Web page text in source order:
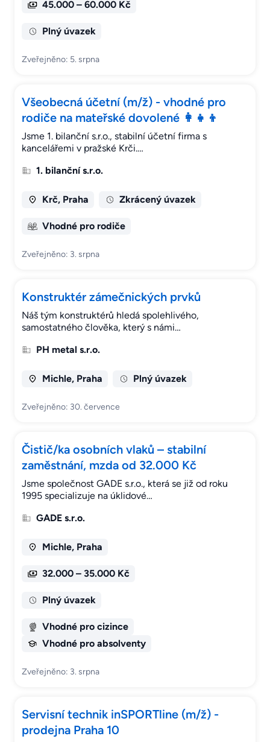
45.000 – 60.000 Kč
Plný úvazek
Zveřejněno: 5. srpna
Všeobecná účetní (m/ž) - vhodné pro
rodiče na mateřské dovolené 👩‍👧‍👦
Jsme 1. bilanční s.r.o., stabilní účetní firma s
kancelářemi v pražské Krči.…
1. bilanční s.r.o.
Krč, Praha Zkrácený úvazek
Vhodné pro rodiče
Zveřejněno: 3. srpna
Konstruktér zámečnických prvků
Náš tým konstruktérů hledá spolehlivého,
samostatného člověka, který s námi…
PH metal s.r.o.
Michle, Praha Plný úvazek
Zveřejněno: 30. července
Čistič/ka osobních vlaků – stabilní
zaměstnání, mzda od 32.000 Kč
Jsme společnost GADE s.r.o., která se již od roku
1995 specializuje na úklidové…
GADE s.r.o.
Michle, Praha
32.000 – 35.000 Kč
Plný úvazek
Vhodné pro cizince
Vhodné pro absolventy
Zveřejněno: 3. srpna
Servisní technik inSPORTline (m/ž) -
prodejna Praha 10